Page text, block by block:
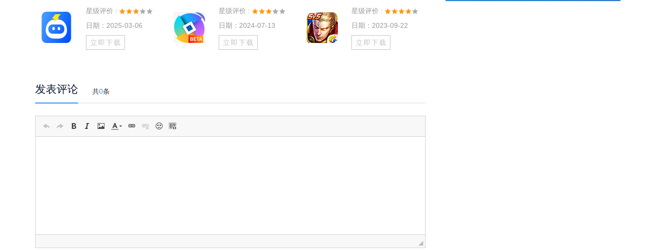
星级评价 :
日期：2025-03-06
立即下载
星级评价 :
日期：2024-07-13
立即下载
星级评价 :
日期：2023-09-22
立即下载
发表评论 共0条